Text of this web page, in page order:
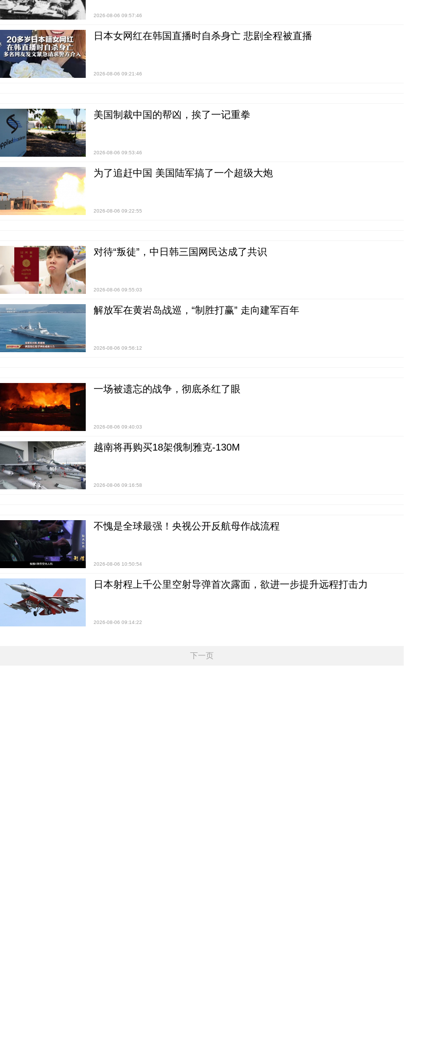
2026-08-06 09:57:46
日本女网红在韩国直播时自杀身亡 悲剧全程被直播
2026-08-06 09:21:46
美国制裁中国的帮凶，挨了一记重拳
2026-08-06 09:53:46
为了追赶中国 美国陆军搞了一个超级大炮
2026-08-06 09:22:55
对待“叛徒”，中日韩三国网民达成了共识
2026-08-06 09:55:03
解放军在黄岩岛战巡，“制胜打赢” 走向建军百年
2026-08-06 09:56:12
一场被遗忘的战争，彻底杀红了眼
2026-08-06 09:40:03
越南将再购买18架俄制雅克-130M
2026-08-06 09:16:58
不愧是全球最强！央视公开反航母作战流程
2026-08-06 10:50:54
日本射程上千公里空射导弹首次露面，欲进一步提升远程打击力
2026-08-06 09:14:22
下一页